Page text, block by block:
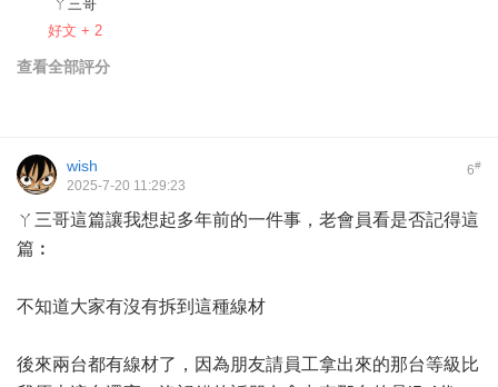
ㄚ三哥
好文 + 2
查看全部評分
6#
wish
2025-7-20 11:29:23
ㄚ三哥這篇讓我想起多年前的一件事，老會員看是否記得這
篇︰
不知道大家有沒有拆到這種線材
後來兩台都有線材了，因為朋友請員工拿出來的那台等級比